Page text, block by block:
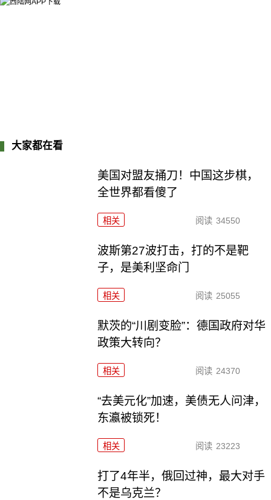
大家都在看
美国对盟友捅刀！中国这步棋，
全世界都看傻了
相关 阅读 34550
波斯第27波打击，打的不是靶
子，是美利坚命门
相关 阅读 25055
默茨的“川剧变脸”：德国政府对华
政策大转向？
相关 阅读 24370
“去美元化”加速，美债无人问津，
东瀛被锁死！
相关 阅读 23223
打了4年半，俄回过神，最大对手
不是乌克兰？